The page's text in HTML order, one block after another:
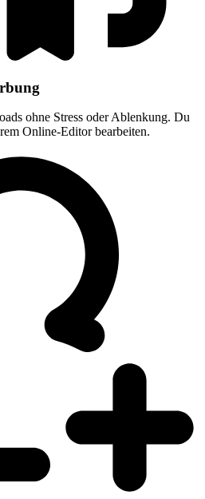
ohne Stress oder Ablenkung. Du
Online-Editor bearbeiten.